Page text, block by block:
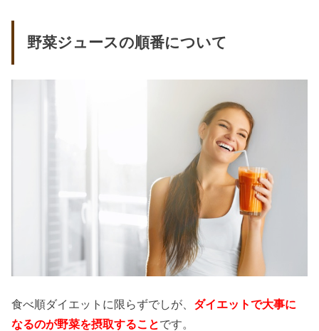
野菜ジュースの順番について
食べ順ダイエットに限らずでしが、 ダイエットで大事に
なるのが野菜を摂取することです。